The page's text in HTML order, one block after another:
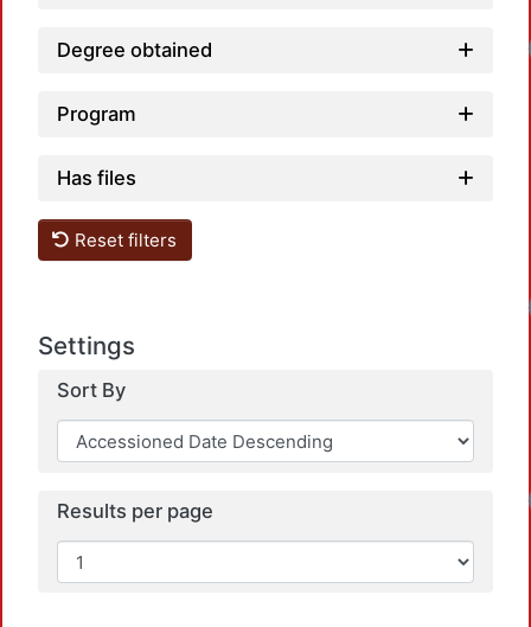
Degree obtained
Program
Has files
Reset filters
Settings
Sort By
Results per page